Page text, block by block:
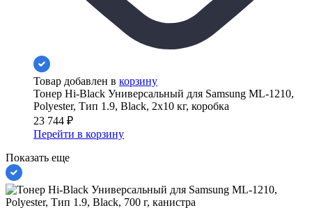
Товар добавлен в корзину
Тонер Hi-Black Универсальный для Samsung ML-1210,
Polyester, Тип 1.9, Black, 2x10 кг, коробка
23 744 ₽
Перейти в корзину
Показать еще